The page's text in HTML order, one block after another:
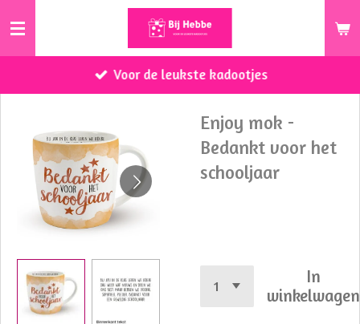
Ga
de
Voor de leukste kadootjes
Enjoy mok -
Bedankt voor het
schooljaar
In
winkelwagen